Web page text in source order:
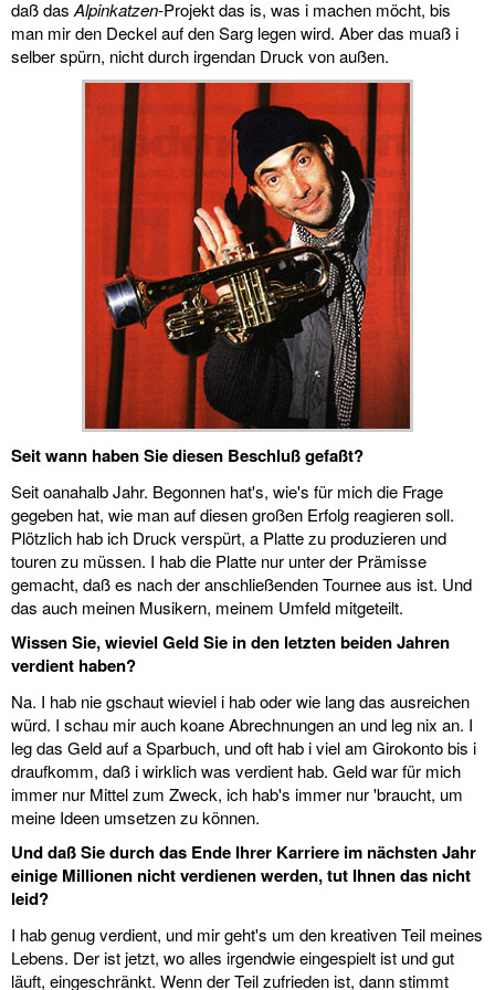
daß das Alpinkatzen-Projekt das is, was i machen möcht, bis
man mir den Deckel auf den Sarg legen wird. Aber das muaß i
selber spürn, nicht durch irgendan Druck von außen.
Seit wann haben Sie diesen Beschluß gefaßt?
Seit oanahalb Jahr. Begonnen hat's, wie's für mich die Frage
gegeben hat, wie man auf diesen großen Erfolg reagieren soll.
Plötzlich hab ich Druck verspürt, a Platte zu produzieren und
touren zu müssen. I hab die Platte nur unter der Prämisse
gemacht, daß es nach der anschließenden Tournee aus ist. Und
das auch meinen Musikern, meinem Umfeld mitgeteilt.
Wissen Sie, wieviel Geld Sie in den letzten beiden Jahren
verdient haben?
Na. I hab nie gschaut wieviel i hab oder wie lang das ausreichen
würd. I schau mir auch koane Abrechnungen an und leg nix an. I
leg das Geld auf a Sparbuch, und oft hab i viel am Girokonto bis i
draufkomm, daß i wirklich was verdient hab. Geld war für mich
immer nur Mittel zum Zweck, ich hab's immer nur 'braucht, um
meine Ideen umsetzen zu können.
Und daß Sie durch das Ende Ihrer Karriere im nächsten Jahr
einige Millionen nicht verdienen werden, tut Ihnen das nicht
leid?
I hab genug verdient, und mir geht's um den kreativen Teil meines
Lebens. Der ist jetzt, wo alles irgendwie eingespielt ist und gut
läuft, eingeschränkt. Wenn der Teil zufrieden ist, dann stimmt